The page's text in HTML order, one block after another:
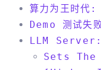
算力为王时
Demo 测试
LLM Server:
Sets The